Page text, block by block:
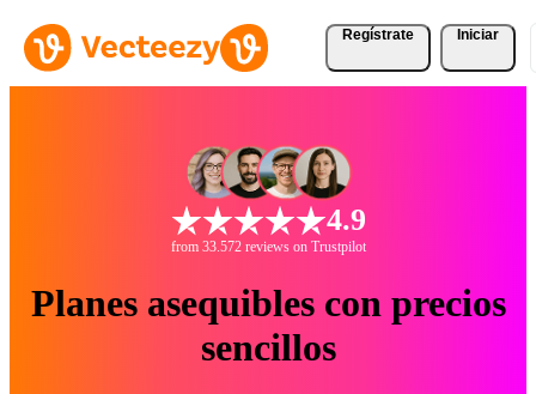
Regístrate Iniciar
4.9
from 33.572 reviews on Trustpilot
Planes asequibles con precios
sencillos